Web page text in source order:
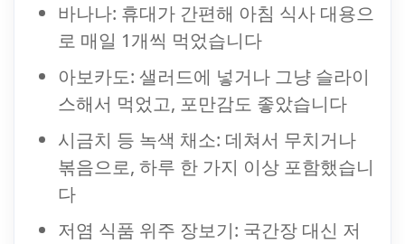
바나나: 휴대가 간편해 아침 식사 대용으
로 매일 1개씩 먹었습니다
아보카도: 샐러드에 넣거나 그냥 슬라이
스해서 먹었고, 포만감도 좋았습니다
시금치 등 녹색 채소: 데쳐서 무치거나
볶음으로, 하루 한 가지 이상 포함했습니
다
저염 식품 위주 장보기: 국간장 대신 저